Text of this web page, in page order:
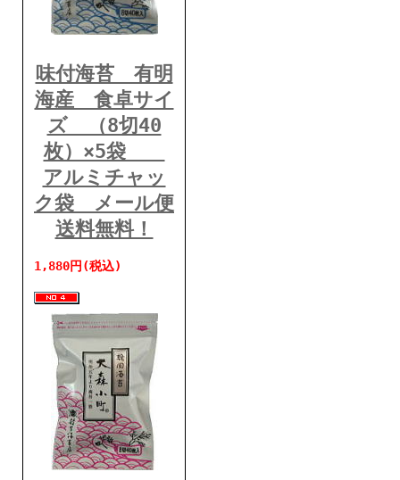
味付海苔 有明
海産 食卓サイ
ズ （8切40
枚）×5袋
アルミチャッ
ク袋 メール便
送料無料！
1,880円(税込)